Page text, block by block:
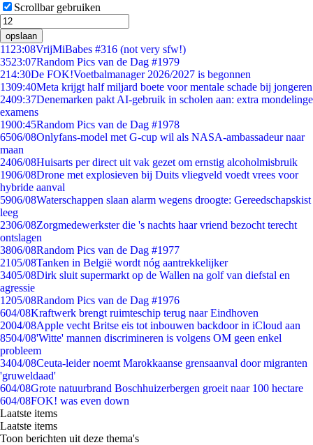
Scrollbar gebruiken
opslaan
11 23:08VrijMiBabes #316 (not very sfw!)
3523:07Random Pics van de Dag #1979
214:30De FOK!Voetbalmanager 2026/2027 is begonnen
1309:40Meta krijgt half miljard boete voor mentale schade bij jongeren
2409:37Denemarken pakt AI-gebruik in scholen aan: extra mondelinge
examens
1900:45Random Pics van de Dag #1978
6506/08Onlyfans-model met G-cup wil als NASA-ambassadeur naar
maan
2406/08Huisarts per direct uit vak gezet om ernstig alcoholmisbruik
1906/08Drone met explosieven bij Duits vliegveld voedt vrees voor
hybride aanval
5906/08Waterschappen slaan alarm wegens droogte: Gereedschapskist
leeg
2306/08Zorgmedewerkster die 's nachts haar vriend bezocht terecht
ontslagen
3806/08Random Pics van de Dag #1977
2105/08Tanken in België wordt nóg aantrekkelijker
3405/08Dirk sluit supermarkt op de Wallen na golf van diefstal en
agressie
1205/08Random Pics van de Dag #1976
604/08Kraftwerk brengt ruimteschip terug naar Eindhoven
2004/08Apple vecht Britse eis tot inbouwen backdoor in iCloud aan
8504/08'Witte' mannen discrimineren is volgens OM geen enkel
probleem
3404/08Ceuta-leider noemt Marokkaanse grensaanval door migranten
'gruweldaad'
604/08Grote natuurbrand Boschhuizerbergen groeit naar 100 hectare
604/08FOK! was even down
Laatste items
Laatste items
Toon berichten uit deze thema's